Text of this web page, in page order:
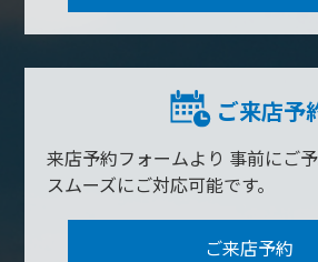
ご来店予
来店予約フォームより 事前にご
スムーズにご対応可能です。
ご来店予約